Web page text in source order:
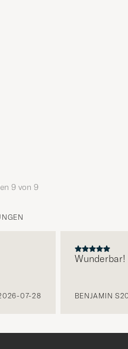
9 von 9
07-28
Wunderbar!
BENJAMIN S